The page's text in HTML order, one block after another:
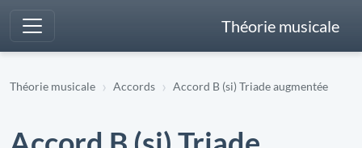
Théorie musicale
Théorie musicale Accords Accord B (si) Triade augmentée